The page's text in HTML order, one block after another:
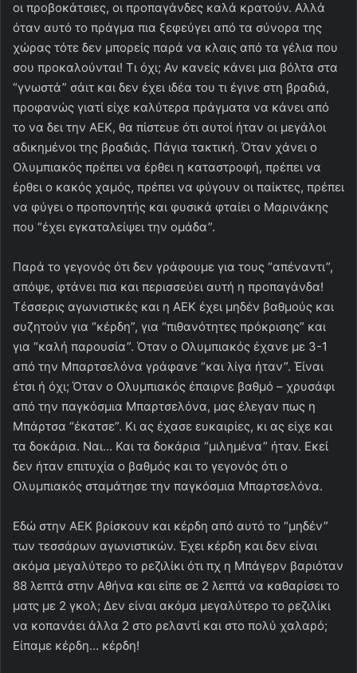
οι προβοκάτσιες, οι προπαγάνδες καλά κρατούν. Αλλά
όταν αυτό το πράγμα πια ξεφεύγει από τα σύνορα της
χώρας τότε δεν μπορείς παρά να κλαις από τα γέλια που
σου προκαλούνται! Τι όχι; Αν κανείς κάνει μια βόλτα στα
“γνωστά” σάιτ και δεν έχει ιδέα του τι έγινε στη βραδιά,
προφανώς γιατί είχε καλύτερα πράγματα να κάνει από
το να δει την ΑΕΚ, θα πίστευε ότι αυτοί ήταν οι μεγάλοι
αδικημένοι της βραδιάς. Πάγια τακτική. Όταν χάνει ο
Ολυμπιακός πρέπει να έρθει η καταστροφή, πρέπει να
έρθει ο κακός χαμός, πρέπει να φύγουν οι παίκτες, πρέπει
να φύγει ο προπονητής και φυσικά φταίει ο Μαρινάκης
που “έχει εγκαταλείψει την ομάδα”.
Παρά το γεγονός ότι δεν γράφουμε για τους “απέναντι”,
απόψε, φτάνει πια και περισσεύει αυτή η προπαγάνδα!
Τέσσερις αγωνιστικές και η ΑΕΚ έχει μηδέν βαθμούς και
συζητούν για “κέρδη”, για “πιθανότητες πρόκρισης” και
για “καλή παρουσία”. Όταν ο Ολυμπιακός έχανε με 3-1
από την Μπαρτσελόνα γράφανε “και λίγα ήταν”. Έίναι
έτσι ή όχι; Όταν ο Ολυμπιακός έπαιρνε βαθμό – χρυσάφι
από την παγκόσμια Μπαρτσελόνα, μας έλεγαν πως η
Μπάρτσα “έκατσε”. Κι ας έχασε ευκαιρίες, κι ας είχε και
τα δοκάρια. Ναι… Και τα δοκάρια “μιλημένα” ήταν. Εκεί
δεν ήταν επιτυχία ο βαθμός και το γεγονός ότι ο
Ολυμπιακός σταμάτησε την παγκόσμια Μπαρτσελόνα.
Εδώ στην ΑΕΚ βρίσκουν και κέρδη από αυτό το “μηδέν”
των τεσσάρων αγωνιστικών. Έχει κέρδη και δεν είναι
ακόμα μεγαλύτερο το ρεζιλίκι ότι πχ η Μπάγερν βαριόταν
88 λεπτά στην Αθήνα και είπε σε 2 λεπτά να καθαρίσει το
ματς με 2 γκολ; Δεν είναι ακόμα μεγαλύτερο το ρεζιλίκι
να κοπανάει άλλα 2 στο ρελαντί και στο πολύ χαλαρό;
Είπαμε κέρδη… κέρδη!